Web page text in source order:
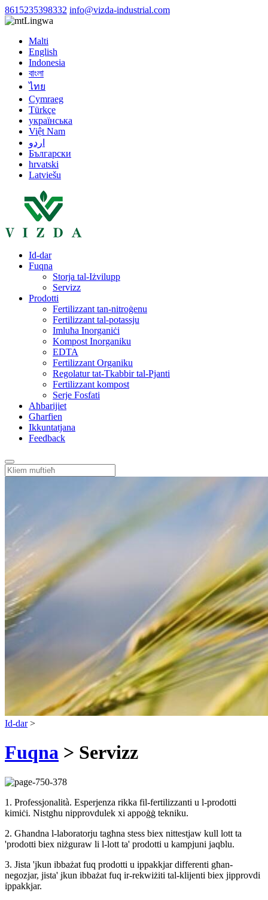
8615235398332 info@vizda-industrial.com
Lingwa
Malti
English
Indonesia
বাংলা
ไทย
Cymraeg
Türkçe
українська
Việt Nam
اردو
Български
hrvatski
Latviešu
Id-dar
Fuqna
Storja tal-Iżvilupp
Servizz
Prodotti
Fertilizzant tan-nitroġenu
Fertilizzant tal-potassju
Imluħa Inorganiċi
Kompost Inorganiku
EDTA
Fertilizzant Organiku
Regolatur tat-Tkabbir tal-Pjanti
Fertilizzant kompost
Serje Fosfati
Aħbarijiet
Għarfien
Ikkuntatjana
Feedback
Id-dar>
Fuqna > Servizz
1. Professjonalità. Esperjenza rikka fil-fertilizzanti u l-prodotti
kimiċi. Nistgħu nipprovdulek xi appoġġ tekniku.
2. Għandna l-laboratorju tagħna stess biex nittestjaw kull lott ta
'prodotti biex niżguraw li l-lott ta' prodotti u kampjuni jaqblu.
3. Jista 'jkun ibbażat fuq prodotti u ippakkjar differenti għan-
negozjar, jista' jkun ibbażat fuq ir-rekwiżiti tal-klijenti biex jipprovdi
ippakkjar.